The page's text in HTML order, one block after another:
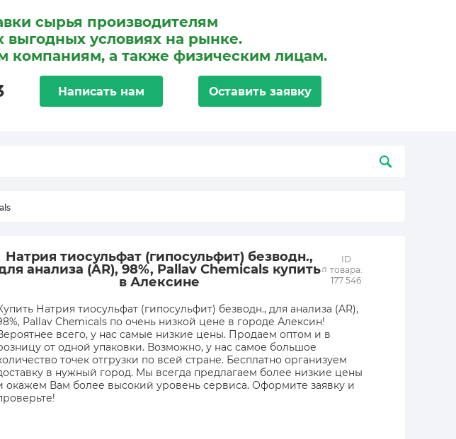
сырья производителям
условиях на рынке.
компаниям, а также физическим лицам.
Написать нам Оставить заявку
Натрия тиосульфат (гипосульфит) безводн.,
анализа (AR), 98%, Pallav Chemicals купить
в Алексине
ID
товара:
177 546
Натрия тиосульфат (гипосульфит) безводн., для анализа (AR),
Pallav Chemicals по очень низкой цене в городе Алексин!
всего, у нас самые низкие цены. Продаем оптом и в
от одной упаковки. Возможно, у нас самое большое
точек отгрузки по всей стране. Бесплатно организуем
в нужный город. Мы всегда предлагаем более низкие цены
окажем Вам более высокий уровень сервиса. Оформите заявку и